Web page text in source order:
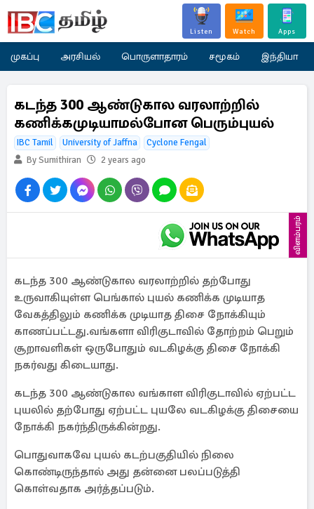
Listen Watch Apps
முகப்பு அரசியல் பொருளாதாரம் சமூகம் இந்தியா
கடந்த 300 ஆண்டுகால வரலாற்றில்
கணிக்கமுடியாமல்போன பெரும்புயல்
IBC Tamil University of Jaffna
Cyclone Fengal
By Sumithiran
2 years ago
விளம்பரம்
கடந்த 300 ஆண்டுகால வரலாற்றில் தற்போது
உருவாகியுள்ள பெங்கால் புயல் கணிக்க முடியாத
வேகத்திலும் கணிக்க முடியாத திசை நோக்கியும்
காணப்பட்டது.வங்களா விரிகுடாவில் தோற்றம் பெறும்
சூறாவளிகள் ஒருபோதும் வடகிழக்கு திசை நோக்கி
நகர்வது கிடையாது.
கடந்த 300 ஆண்டுகால வங்காள விரிகுடாவில் ஏற்பட்ட
புயலில் தற்போது ஏற்பட்ட புயலே வடகிழக்கு திசையை
நோக்கி நகர்ந்திருக்கின்றது.
பொதுவாகவே புயல் கடற்பகுதியில் நிலை
கொண்டிருந்தால் அது தன்னை பலப்படுத்தி
கொள்வதாக அர்த்தப்படும்.